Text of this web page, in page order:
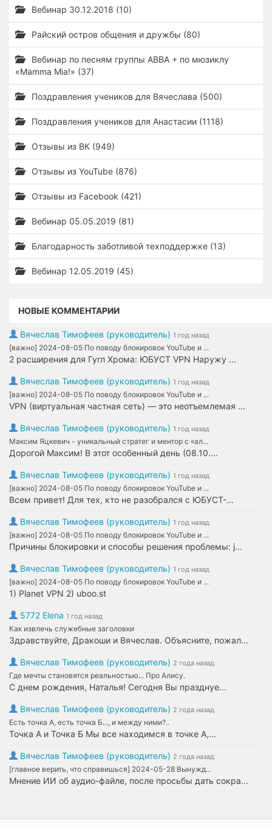
Вебинар 30.12.2018 (10)
Райский остров общения и дружбы (80)
Вебинар по песням группы ABBA + по мюзиклу
«Mamma Mia!» (37)
Поздравления учеников для Вячеслава (500)
Поздравления учеников для Анастасии (1118)
Отзывы из ВК (949)
Отзывы из YouTube (876)
Отзывы из Facebook (421)
Вебинар 05.05.2019 (81)
Благодарность заботливой техподдержке (13)
Вебинар 12.05.2019 (45)
НОВЫЕ КОММЕНТАРИИ
Вячеслав Тимофеев (руководитель) 1 год назад
[важно] 2024-08-05 По поводу блокировок YouTube и ...
2 расширения для Гугл Хрома: ЮБУСТ VPN Наружу ...
Вячеслав Тимофеев (руководитель) 1 год назад
[важно] 2024-08-05 По поводу блокировок YouTube и ...
VPN (виртуальная частная сеть) — это неотъемлемая ...
Вячеслав Тимофеев (руководитель) 1 год назад
Максим Яцкевич - уникальный стратег и ментор с «ал...
Дорогой Максим! В этот особенный день (08.10....
Вячеслав Тимофеев (руководитель) 1 год назад
[важно] 2024-08-05 По поводу блокировок YouTube и ...
Всем привет! Для тех, кто не разобрался с ЮБУСТ-...
Вячеслав Тимофеев (руководитель) 1 год назад
[важно] 2024-08-05 По поводу блокировок YouTube и ...
Причины блокировки и способы решения проблемы: j...
Вячеслав Тимофеев (руководитель) 1 год назад
[важно] 2024-08-05 По поводу блокировок YouTube и ...
1) Planet VPN 2) uboo.st
5772 Elena 1 год назад
Как извлечь служебные заголовки
Здравствуйте, Дракоши и Вячеслав. Объясните, пожал...
Вячеслав Тимофеев (руководитель) 2 года назад
Где мечты становятся реальностью... Про Алису.
С днем рождения, Наталья! Сегодня Вы празднуе...
Вячеслав Тимофеев (руководитель) 2 года назад
Есть точка А, есть точка Б..., и между ними?..
Точка А и Точка Б Мы все находимся в точке А,...
Вячеслав Тимофеев (руководитель) 2 года назад
[главное верить, что справишься] 2024-05-28 Вынужд...
Мнение ИИ об аудио-файле, после просьбы дать сокра...